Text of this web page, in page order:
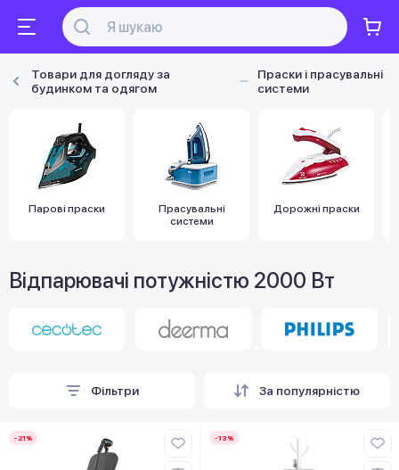
Товари для догляду за
будинком та одягом
Праски і прасувальні
системи
Парові праски
Прасувальні
системи
Дорожні праски
Відпарювачі потужністю 2000 Вт
Фільтри За популярністю
-21% -13%